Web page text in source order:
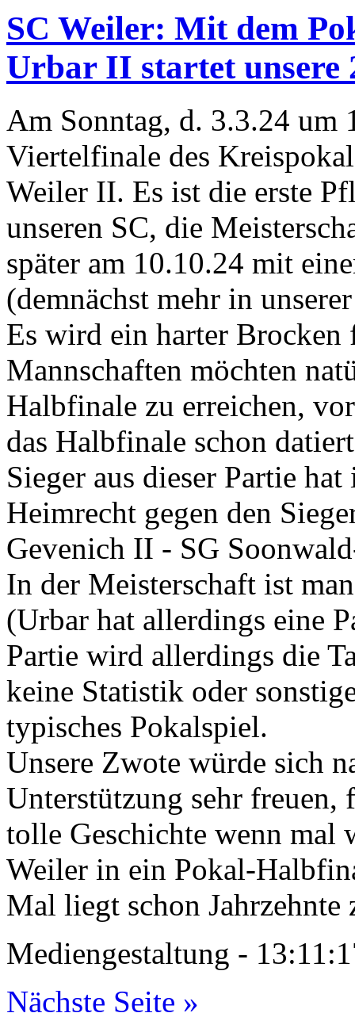
SC Weiler: Mit dem
Urbar II startet unsere
Am Sonntag, d. 3.3.24 um
Viertelfinale des
Weiler II. Es ist die erste
unseren SC, die
später am 10.10.24 mit
(demnächst mehr in
Es wird ein harter Brocken
Mannschaften möchten
Halbfinale zu erreichen,
das Halbfinale schon
Sieger aus dieser Partie
Heimrecht gegen den
Gevenich II - SG
In der Meisterschaft ist
(Urbar hat allerdings eine
Partie wird allerdings die
keine Statistik oder
typisches Pokalspiel.
Unsere Zwote würde sich
Unterstützung sehr freuen,
tolle Geschichte wenn mal
Weiler in ein Pokal-
Mal liegt schon Jahrzehnte
Mediengestaltung -
Nächste Seite »